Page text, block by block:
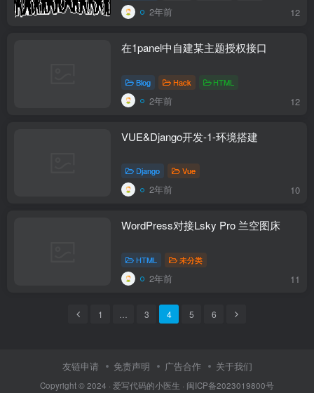
2年前 12
在1panel中自建某主题授权接口
Blog Hack HTML
2年前 12
VUE&Django开发-1-环境搭建
Django Vue
2年前 10
WordPress对接Lsky Pro 兰空图床
HTML 未分类
2年前 11
1 3 4 5 6
友链申请 免责声明 广告合作 关于我们
Copyright © 2024 · 爱写代码的小医生 · 闽ICP备2023019800号